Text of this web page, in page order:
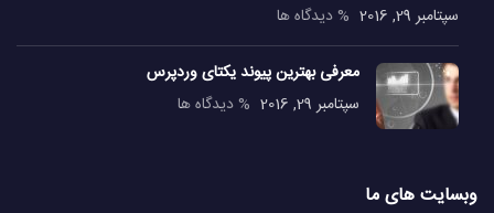
سپتامبر 29, 2016
% دیدگاه ها
معرفی بهترین پیوند یکتای وردپرس
سپتامبر 29, 2016
% دیدگاه ها
وبسایت های ما